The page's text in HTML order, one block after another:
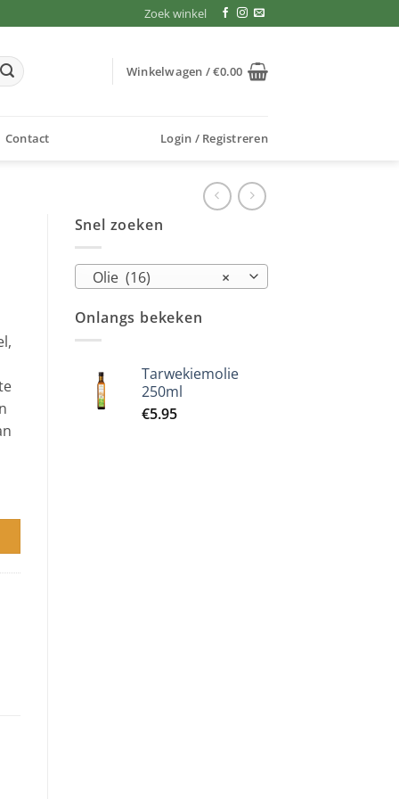
Zoek winkel
Winkelwagen /€0.00
Contact Login / Registreren
Snel zoeken
×
Olie (16)
Onlangs bekeken
Tarwekiemolie
250ml
€5.95